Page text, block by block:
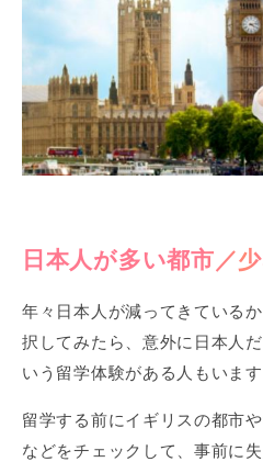
日本人が多い都市／
年々日本人が減ってきている
択してみたら、意外に日本人
いう留学体験がある人もいます
留学する前にイギリスの都市
などをチェックして、事前に